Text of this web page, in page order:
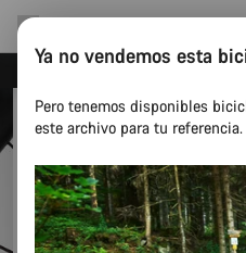
Ya no vendemos esta
Pero tenemos disponibles
este archivo para tu referencia.